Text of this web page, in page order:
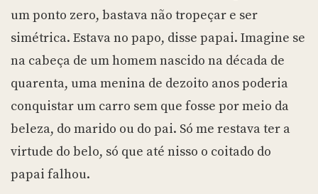
um ponto zero, bastava não tropeçar e ser
simétrica. Estava no papo, disse papai. Imagine se
na cabeça de um homem nascido na década de
quarenta, uma menina de dezoito anos poderia
conquistar um carro sem que fosse por meio da
beleza, do marido ou do pai. Só me restava ter a
virtude do belo, só que até nisso o coitado do
papai falhou.